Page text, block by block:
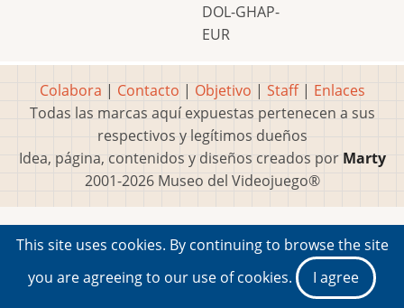
DOL-GHAP-
EUR
Colabora | Contacto | Objetivo | Staff| Enlaces
Todas las marcas aquí expuestas pertenecen a sus
respectivos y legítimos dueños
Idea, página, contenidos y diseños creados por Marty
2001-2026 Museo del Videojuego®
This site uses cookies. By continuing to browse the site
you are agreeing to our use of cookies.
I agree